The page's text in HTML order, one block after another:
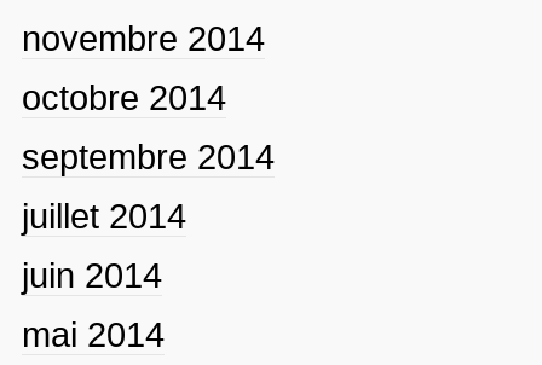
novembre 2014
octobre 2014
septembre 2014
juillet 2014
juin 2014
mai 2014